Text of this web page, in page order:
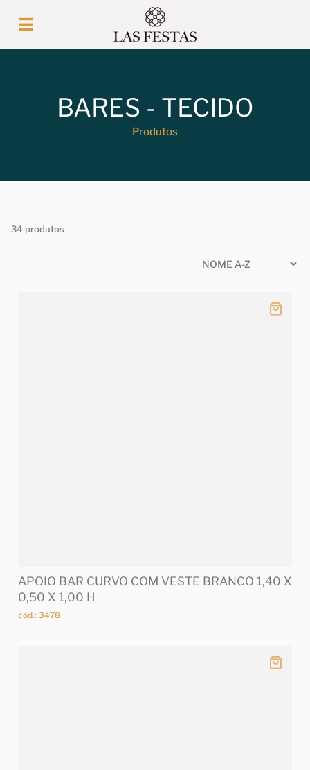
BARES - TECIDO
Produtos
34 produtos
APOIO BAR CURVO COM VESTE BRANCO 1,40 X
0,50 X 1,00 H
cód.: 3478